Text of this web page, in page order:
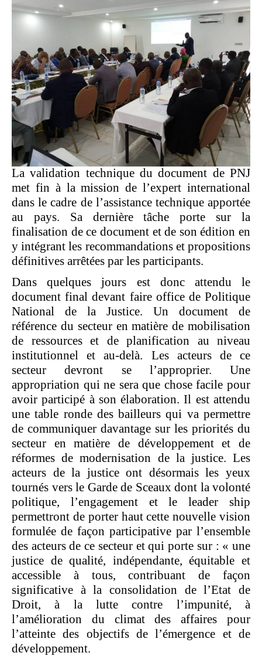
La validation technique du document de PNJ
met fin à la mission de l’expert international
dans le cadre de l’assistance technique apportée
au pays. Sa dernière tâche porte sur la
finalisation de ce document et de son édition en
y intégrant les recommandations et propositions
définitives arrêtées par les participants.
Dans quelques jours est donc attendu le
document final devant faire office de Politique
National de la Justice. Un document de
référence du secteur en matière de mobilisation
de ressources et de planification au niveau
institutionnel et au-delà. Les acteurs de ce
secteur devront se l’approprier. Une
appropriation qui ne sera que chose facile pour
avoir participé à son élaboration. Il est attendu
une table ronde des bailleurs qui va permettre
de communiquer davantage sur les priorités du
secteur en matière de développement et de
réformes de modernisation de la justice. Les
acteurs de la justice ont désormais les yeux
tournés vers le Garde de Sceaux dont la volonté
politique, l’engagement et le leader ship
permettront de porter haut cette nouvelle vision
formulée de façon participative par l’ensemble
des acteurs de ce secteur et qui porte sur : « une
justice de qualité, indépendante, équitable et
accessible à tous, contribuant de façon
significative à la consolidation de l’Etat de
Droit, à la lutte contre l’impunité, à
l’amélioration du climat des affaires pour
l’atteinte des objectifs de l’émergence et de
développement.